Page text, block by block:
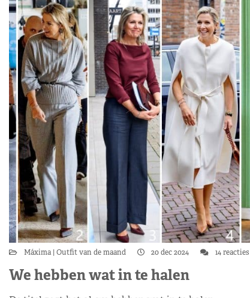
Máxima Outfit van de maand 20 dec 2024 14 reacties
We hebben wat in te halen